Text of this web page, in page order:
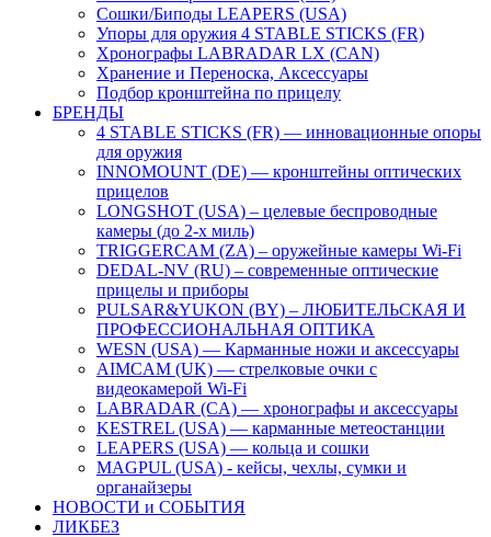
Сошки/Биподы LEAPERS (USA)
Упоры для оружия 4 STABLE STICKS (FR)
Хронографы LABRADAR LX (CAN)
Хранение и Переноска, Аксессуары
Подбор кронштейна по прицелу
БРЕНДЫ
4 STABLE STICKS (FR) — инновационные опоры
для оружия
INNOMOUNT (DE) — кронштейны оптических
прицелов
LONGSHOT (USA) – целевые беспроводные
камеры (до 2-х миль)
TRIGGERCAM (ZA) – оружейные камеры Wi-Fi
DEDAL-NV (RU) – современные оптические
прицелы и приборы
PULSAR&YUKON (BY) – ЛЮБИТЕЛЬСКАЯ И
ПРОФЕССИОНАЛЬНАЯ ОПТИКА
WESN (USA) — Карманные ножи и аксессуары
AIMCAM (UK) — стрелковые очки с
видеокамерой Wi-Fi
LABRADAR (CA) — хронографы и аксессуары
KESTREL (USA) — карманные метеостанции
LEAPERS (USA) — кольца и сошки
MAGPUL (USA) - кейсы, чехлы, сумки и
органайзеры
НОВОСТИ и СОБЫТИЯ
ЛИКБЕЗ